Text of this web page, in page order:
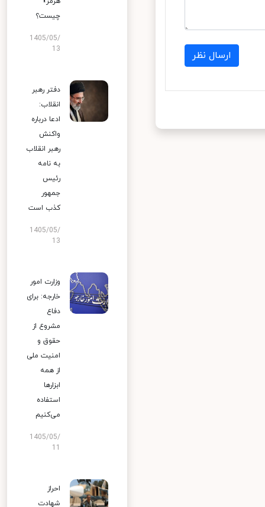
ارسال نظر
چیست؟
1405/05/
13
دفتر رهبر
انقلاب:
ادعا درباره
واکنش
رهبر انقلاب
به نامه
رئیس
جمهور
کذب است
1405/05/
13
وزارت امور
خارجه: برای
دفاع
مشروع از
حقوق و
امنیت ملی
از همه
ابزارها
استفاده
می‌کنیم
1405/05/
احراز
شهادت